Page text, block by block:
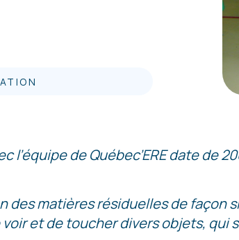
l’équipe de Québec’ERE date de
des matières résiduelles de façon
et de toucher divers objets, qui